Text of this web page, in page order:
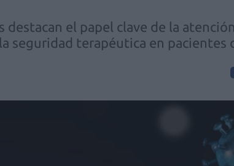
el papel clave de la
seguridad terapéutica en pacientes